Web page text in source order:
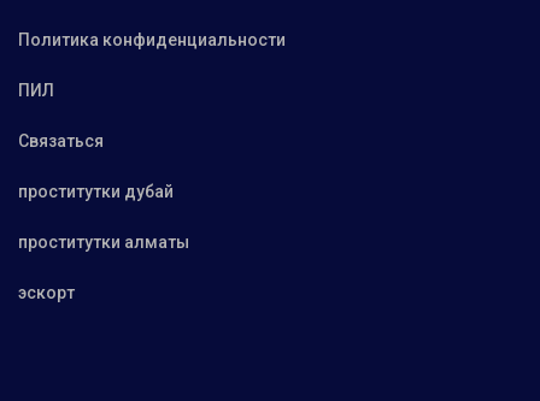
Политика конфиденциальности
ПИЛ
Связаться
проститутки дубай
проститутки алматы
эскорт